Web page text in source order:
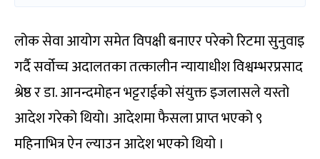
लोक सेवा आयोग समेत विपक्षी बनाएर परेको रिटमा सुनुवाइ
गर्दै सर्वोच्च अदालतका तत्कालीन न्यायाधीश विश्वम्भरप्रसाद
श्रेष्ठ र डा. आनन्दमोहन भट्टराईको संयुक्त इजलासले यस्तो
आदेश गरेको थियो। आदेशमा फैसला प्राप्त भएको ९
महिनाभित्र ऐन ल्याउन आदेश भएको थियो ।